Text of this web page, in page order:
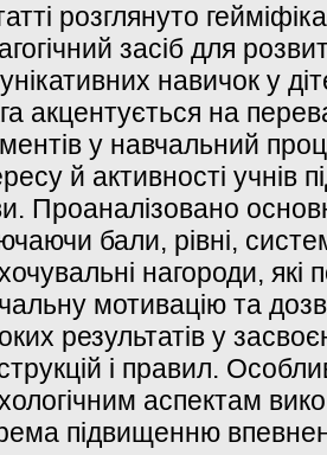
розглянуто
засіб для
навичок у
акцентується на
у навчальний
й активності учнів
Проаналізовано
бали, рівні,
нагороди,
мотивацію та
результатів у
і правил.
аспектам
підвищенню